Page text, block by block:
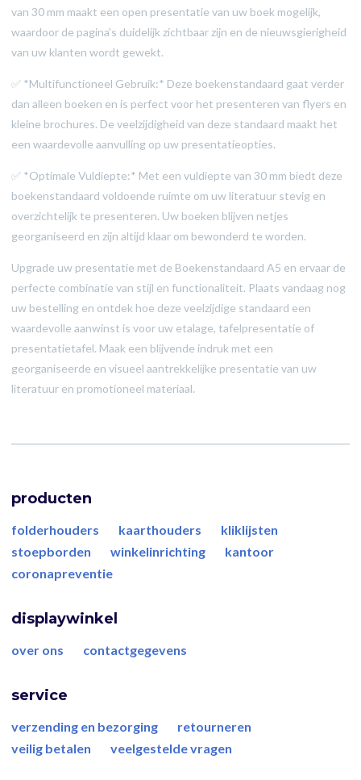
van 30 mm maakt een open presentatie van uw boek mogelijk,
waardoor de pagina's duidelijk zichtbaar zijn en de nieuwsgierigheid
van uw klanten wordt gewekt.
✅ *Multifunctioneel Gebruik:* Deze boekenstandaard gaat verder
dan alleen boeken en is perfect voor het presenteren van flyers en
kleine brochures. De veelzijdigheid van deze standaard maakt het
een waardevolle aanvulling op uw presentatieopties.
✅ *Optimale Vuldiepte:* Met een vuldiepte van 30 mm biedt deze
boekenstandaard voldoende ruimte om uw literatuur stevig en
overzichtelijk te presenteren. Uw boeken blijven netjes
georganiseerd en zijn altijd klaar om bewonderd te worden.
Upgrade uw presentatie met de Boekenstandaard A5 en ervaar de
perfecte combinatie van stijl en functionaliteit. Plaats vandaag nog
uw bestelling en ontdek hoe deze veelzijdige standaard een
waardevolle aanwinst is voor uw etalage, tafelpresentatie of
presentatietafel. Maak een blijvende indruk met een
georganiseerde en visueel aantrekkelijke presentatie van uw
literatuur en promotioneel materiaal.
producten
folderhouders kaarthouders
kliklijsten
stoepborden
winkelinrichting
kantoor
coronapreventie
displaywinkel
over ons contactgegevens
service
verzending en bezorging
retourneren
veilig betalen
veelgestelde vragen